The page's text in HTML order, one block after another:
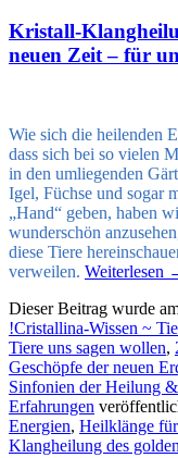
Kristall-
neuen Zeit – für
Wie sich die heilenden
dass sich bei so vielen
in den umliegenden
Igel, Füchse und sogar
„Hand“ geben, haben
wunderschön
diese Tiere
verweilen. Weiterlesen
Dieser Beitrag wurde
!Cristallina-Wissen ~
Tiere uns sagen wollen,
Geschöpfe der neuen
Sinfonien der Heilung
Erfahrungen
Energien, Heilklänge
Klangheilung des